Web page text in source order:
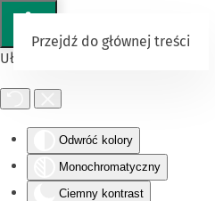
Ułatwienia dostępu
Odwróć kolory
Monochromatyczny
Ciemny kontrast
Przejdź do głównej treści